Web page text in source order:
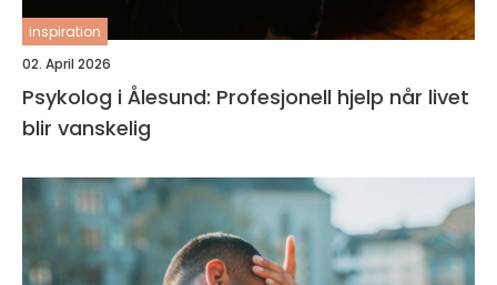
inspiration
02. April 2026
Psykolog i Ålesund: Profesjonell hjelp når livet
blir vanskelig